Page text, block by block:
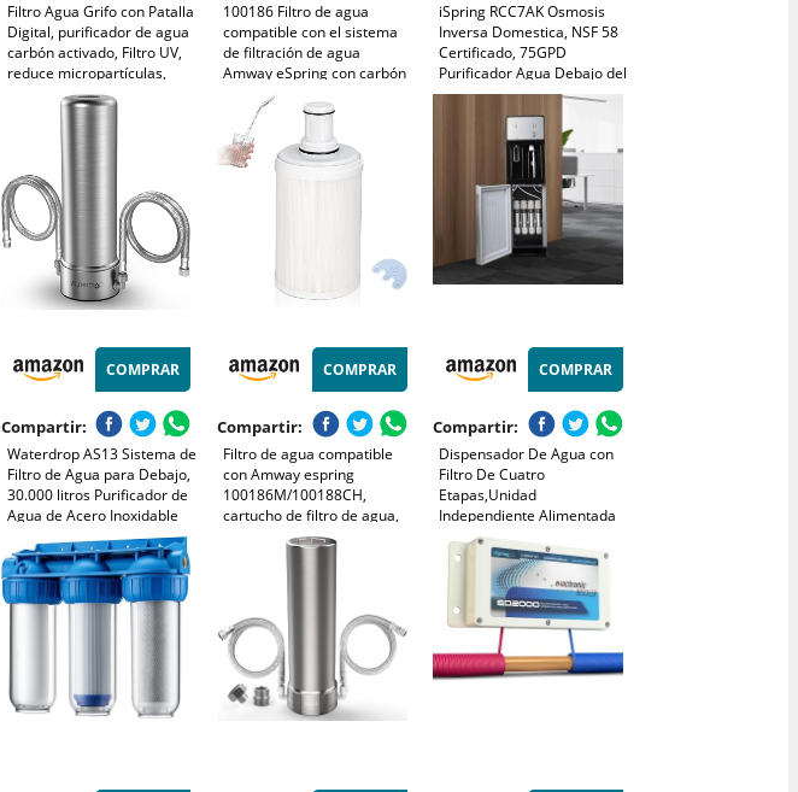
Filtro Agua Grifo con Patalla
Digital, purificador de agua
carbón activado, Filtro UV,
reduce micropartículas,
metales y sustancias que
afectan el sabor, un
cartucho 1000 Litros
100186 Filtro de agua
compatible con el sistema
de filtración de agua
Amway eSpring con carbón
activado CTC, absorbe
eficazmente elementos
nocivos, retiene minerales
beneficiosos. Dura 1 año o
filtra
iSpring RCC7AK Osmosis
Inversa Domestica, NSF 58
Certificado, 75GPD
Purificador Agua Debajo del
Fregadero, 6 Etapas con
Remineralización de Agua
PH+, Diseño Patentado de
Grifo para Fácil Instalación
COMPRAR
Compartir:
Waterdrop AS13 Sistema de
Filtro de Agua para Debajo,
30.000 litros Purificador de
Agua de Acero Inoxidable
de 5+1 Grado, Certificado
NSF/ANSI 42, Reduce
Plomo, Cloro, Sabores y
Olores
COMPRAR
Compartir:
Filtro de agua compatible
con Amway espring
100186M/100188CH,
cartucho de filtro de agua,
filtro de carbón activo
del grifo
COMPRAR
Compartir:
Dispensador De Agua con
Filtro De Cuatro
Etapas,Unidad
Independiente Alimentada
por La Red Eléctrica
Cargando Dispensador De
Agua Fria para Uso
Doméstico Y En Pequeñas
Empresas